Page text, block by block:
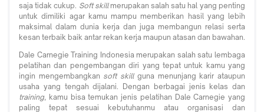
saja tidak cukup. Soft skillmerupakan salah satu hal yang penting
untuk dimiliki agar kamu mampu memberikan hasil yang lebih
maksimal dalam dunia kerja dan juga membangun relasi serta
kesan terbaik baik antar rekan kerja maupun atasan dan bawahan.
Dale Carnegie Training Indonesia merupakan salah satu lembaga
pelatihan dan pengembangan diri yang tepat untuk kamu yang
ingin mengembangkan soft skillguna menunjang karir ataupun
usaha yang tengah dijalani. Dengan berbagai jenis kelas dan
training, kamu bisa temukan jenis pelatihan Dale Carnegie yang
paling tepat sesuai kebutuhanmu atau organisasi dan